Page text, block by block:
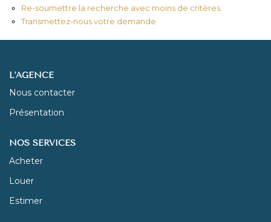
GERER
Re-soumettre la recherche avec moins de critères.
Transmettez-nous votre demande
L'AGENCE
Nous contacter
Présentation
NOS SERVICES
Acheter
Louer
Estimer